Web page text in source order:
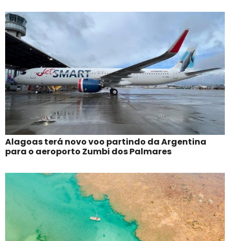
Alagoas terá novo voo partindo da Argentina
para o aeroporto Zumbi dos Palmares